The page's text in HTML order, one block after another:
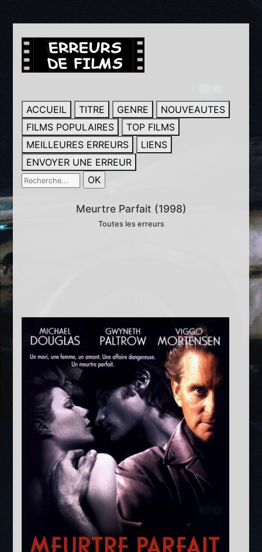
ACCUEIL TITRE GENRE
NOUVEAUTES
FILMS POPULAIRES
TOP FILMS
MEILLEURES ERREURS
LIENS
ENVOYER UNE ERREUR
Meurtre Parfait (1998)
Toutes les erreurs